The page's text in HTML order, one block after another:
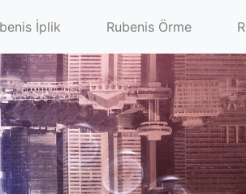
İplik Rubenis Örme